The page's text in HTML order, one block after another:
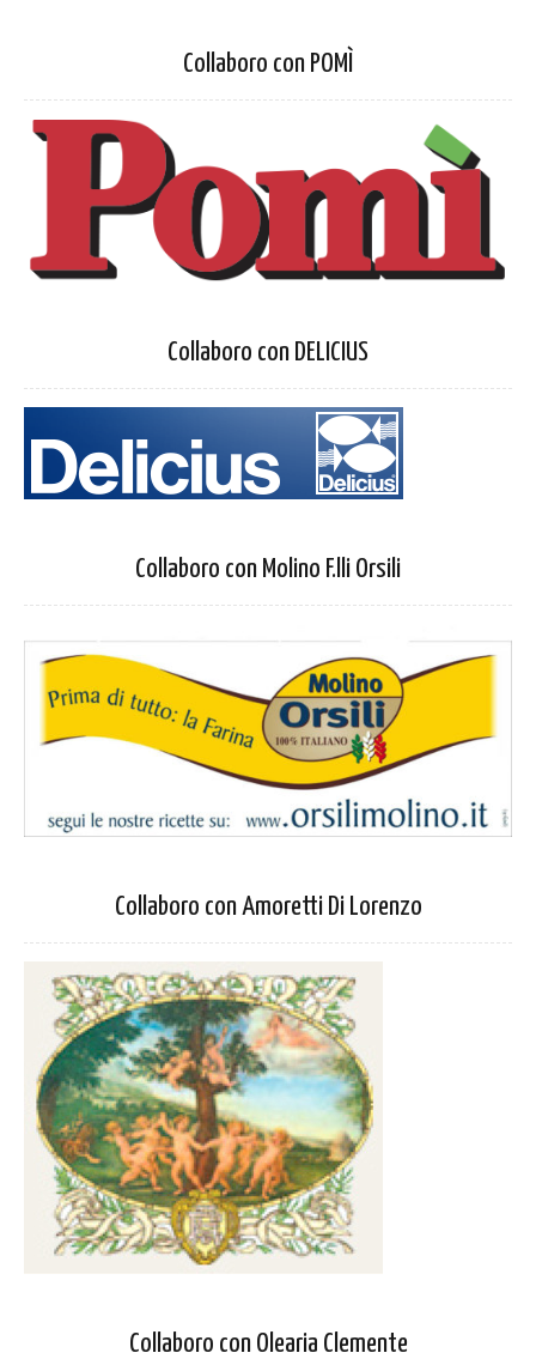
Collaboro con POMÌ
Collaboro con DELICIUS
Collaboro con Molino F.lli Orsili
Collaboro con Amoretti Di Lorenzo
Collaboro con Olearia Clemente